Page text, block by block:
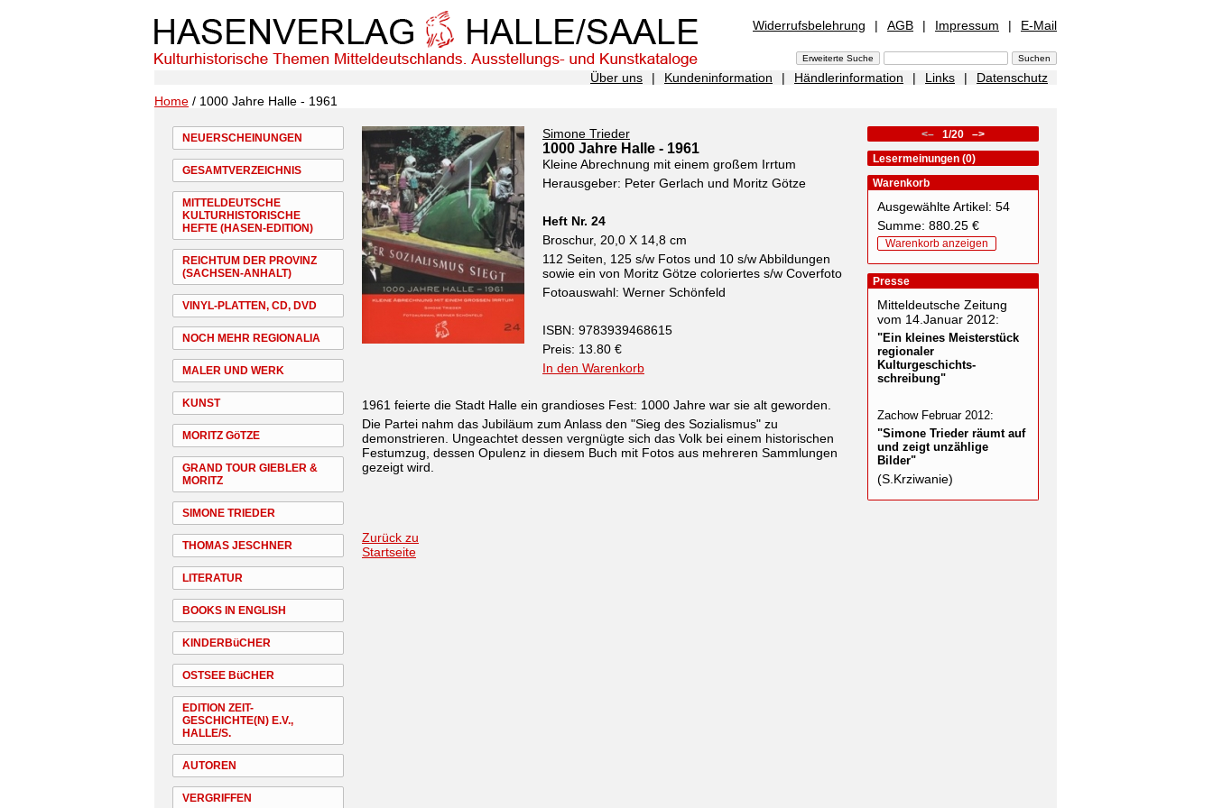
Widerrufsbelehrung | AGB | Impressum | E-Mail
Über uns | Kundeninformation | Händlerinformation | Links |
Datenschutz
Home / 1000 Jahre Halle - 1961
NEUERSCHEINUNGEN
GESAMTVERZEICHNIS
MITTELDEUTSCHE
KULTURHISTORISCHE
HEFTE (HASEN-EDITION)
REICHTUM DER PROVINZ
(SACHSEN-ANHALT)
VINYL-PLATTEN, CD, DVD
NOCH MEHR REGIONALIA
MALER UND WERK
KUNST
MORITZ GöTZE
GRAND TOUR GIEBLER &
MORITZ
SIMONE TRIEDER
THOMAS JESCHNER
LITERATUR
BOOKS IN ENGLISH
KINDERBüCHER
OSTSEE BüCHER
EDITION ZEIT-
GESCHICHTE(N) E.V.,
HALLE/S.
AUTOREN
VERGRIFFEN
Simone Trieder
1000 Jahre Halle - 1961
Kleine Abrechnung mit einem großem Irrtum
Herausgeber: Peter Gerlach und Moritz Götze
Heft Nr. 24
Broschur, 20,0 X 14,8 cm
112 Seiten, 125 s/w Fotos und 10 s/w Abbildungen
sowie ein von Moritz Götze coloriertes s/w Coverfoto
Fotoauswahl: Werner Schönfeld
ISBN: 9783939468615
Preis: 13.80 €
In den Warenkorb
1961 feierte die Stadt Halle ein grandioses Fest: 1000 Jahre war sie alt geworden.
Die Partei nahm das Jubiläum zum Anlass den "Sieg des Sozialismus" zu
demonstrieren. Ungeachtet dessen vergnügte sich das Volk bei einem historischen
Festumzug, dessen Opulenz in diesem Buch mit Fotos aus mehreren Sammlungen
gezeigt wird.
Zurück zu
Startseite
<– 1/20 –>
Lesermeinungen (0)
Warenkorb
Ausgewählte Artikel: 54
Summe: 880.25 €
Warenkorb anzeigen
Presse
Mitteldeutsche Zeitung
vom 14.Januar 2012:
"Ein kleines Meisterstück
regionaler
Kulturgeschichts-
schreibung"
Zachow Februar 2012:
"Simone Trieder räumt auf
und zeigt unzählige
Bilder"
(S.Krziwanie)